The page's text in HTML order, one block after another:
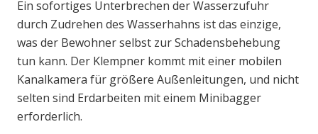
Ein sofortiges Unterbrechen der Wasserzufuhr
durch Zudrehen des Wasserhahns ist das einzige,
was der Bewohner selbst zur Schadensbehebung
tun kann. Der Klempner kommt mit einer mobilen
Kanalkamera für größere Außenleitungen, und nicht
selten sind Erdarbeiten mit einem Minibagger
erforderlich.